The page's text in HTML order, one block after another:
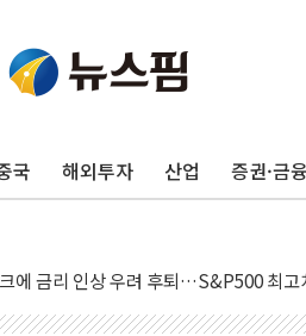
국 해외투자 산업 증권·금융
경선 결과 발표...'김민석 재역전 vs 정
보 보안 새판 짠다…'자율규제단체' 타진
해임 재추진…"26일까지 의혹 소명" 요
상 밖 부진에 연준 금리 인상 가능성